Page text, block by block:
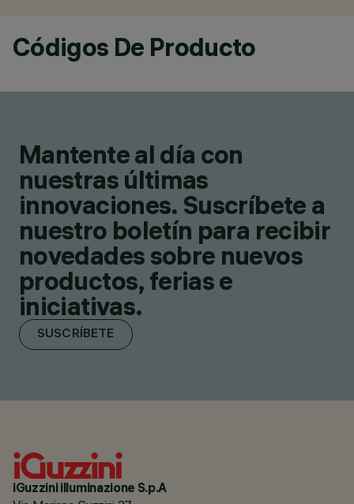
Códigos De Producto
Mantente al día con
nuestras últimas
innovaciones. Suscríbete a
nuestro boletín para recibir
novedades sobre nuevos
productos, ferias e
iniciativas.
SUSCRÍBETE
iGuzzini illuminazione S.p.A